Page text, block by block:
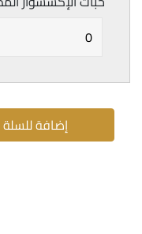
إضافة